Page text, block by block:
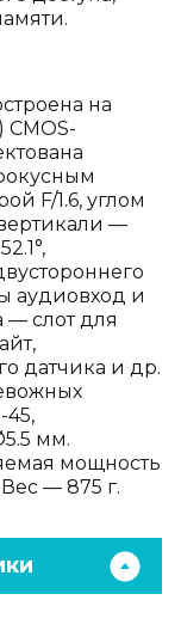
на
CMOS-
F/1.6, углом
вертикали —
аудиовход и
— слот для
датчика и др.
45,
мм.
мощность
— 875 г.